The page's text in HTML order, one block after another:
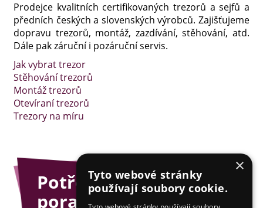
Prodejce kvalitních certifikovaných trezorů a sejfů a
předních českých a slovenských výrobců. Zajišťujeme
dopravu trezorů, montáž, zazdívání, stěhování, atd.
Dále pak záruční i pozáruční servis.
Jak vybrat trezor
Stěhování trezorů
Montáž trezorů
Otevíraní trezorů
Trezory na míru
Potřebujete
poradit?
×
Tyto webové stránky
používají soubory cookie.